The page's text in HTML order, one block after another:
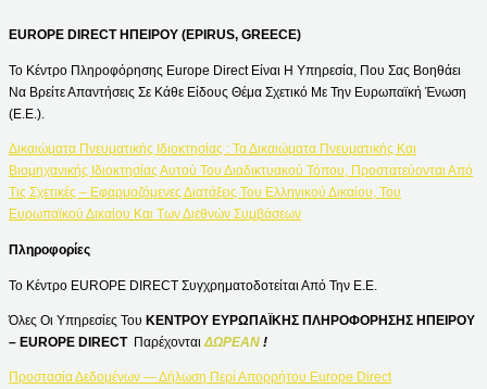
EUROPE DIRECT ΗΠΕΙΡΟΥ (EPIRUS, GREECE)
Το Κέντρο Πληροφόρησης Europe Direct Είναι Η Υπηρεσία, Που Σας Βοηθάει
Να Βρείτε Απαντήσεις Σε Κάθε Είδους Θέμα Σχετικό Με Την Ευρωπαϊκή Ένωση
(Ε.Ε.).
Δικαιώματα Πνευματικής Ιδιοκτησίας : Τα Δικαιώματα Πνευματικής Και
Βιομηχανικής Ιδιοκτησίας Αυτού Του Διαδικτυακού Τόπου, Προστατεύονται Από
Τις Σχετικές – Εφαρμοζόμενες Διατάξεις Του Ελληνικού Δικαίου, Του
Ευρωπαϊκού Δικαίου Και Των Διεθνών Συμβάσεων
Πληροφορίες
Το Κέντρο EUROPE DIRECT Συγχρηματοδοτείται Από Την Ε.Ε.
Όλες Οι Υπηρεσίες Του ΚΕΝΤΡΟΥ ΕΥΡΩΠΑΪΚΗΣ ΠΛΗΡΟΦΟΡΗΣΗΣ ΗΠΕΙΡΟΥ
– EUROPE DIRECT Παρέχονται ΔΩΡΕΑΝ !
Προστασία Δεδομένων — Δήλωση Περί Απορρήτου Europe Direct